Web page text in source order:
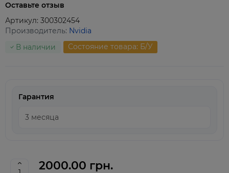
Оставьте отзыв
Артикул: 300302454
Производитель: Nvidia
В наличии
Состояние товара: Б/У
Гарантия
2000.00 грн.